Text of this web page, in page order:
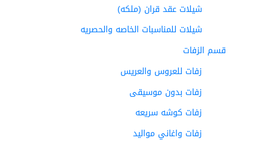
شيلات عقد قران (ملكه)
شيلات للمناسبات الخاصه والحصريه
قسم الزفات
زفات للعروس والعريس
زفات بدون موسيقى
زفات كوشه سريعه
زفات واغاني مواليد